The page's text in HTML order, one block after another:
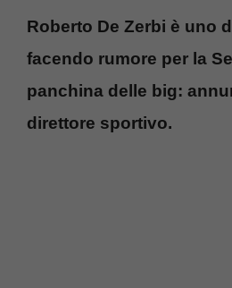
Roberto De Zerbi è uno
facendo rumore per la
panchina delle big:
direttore sportivo.